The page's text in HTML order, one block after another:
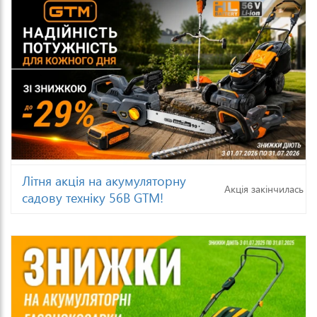
Літня акція на акумуляторну
садову техніку 56В GTM!
Акція закінчилась